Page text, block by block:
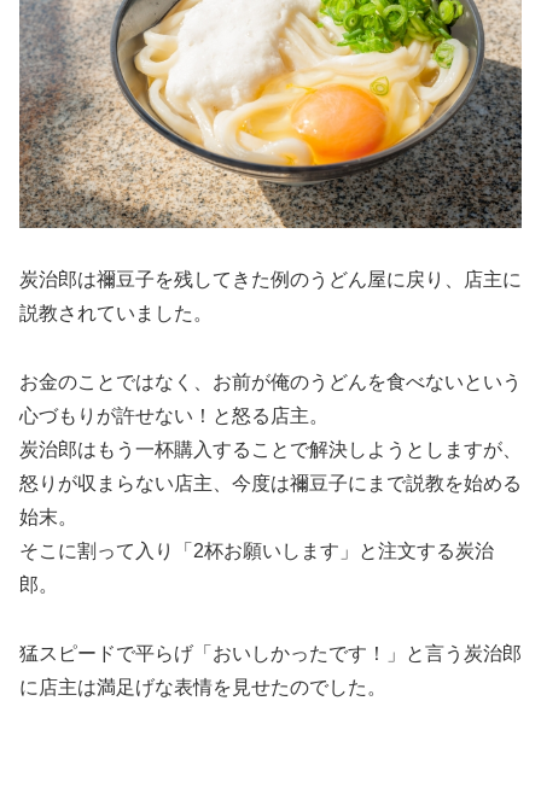
炭治郎は禰豆子を残してきた例のうどん屋に戻り、店主に
説教されていました。
お金のことではなく、お前が俺のうどんを食べないという
心づもりが許せない！と怒る店主。
炭治郎はもう一杯購入することで解決しようとしますが、
怒りが収まらない店主、今度は禰豆子にまで説教を始める
始末。
そこに割って入り「2杯お願いします」と注文する炭治
郎。
猛スピードで平らげ「おいしかったです！」と言う炭治郎
に店主は満足げな表情を見せたのでした。